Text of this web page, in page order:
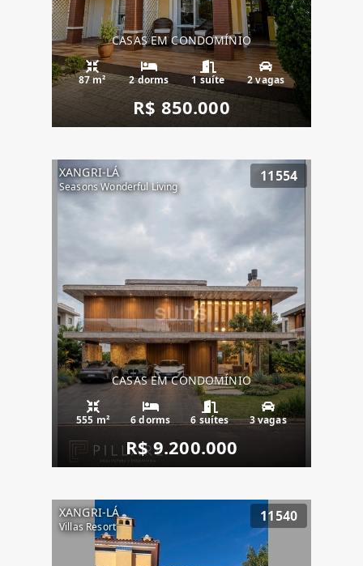
CASAS EM CONDOMÍNIO
87 m² 2 dorms 1 suíte 2 vagas
R$ 850.000
XANGRI-LÁ
Seasons Wonderful Living
11554
CASAS EM CONDOMÍNIO
555 m² 6 dorms 6 suítes 3 vagas
R$ 9.200.000
XANGRI-LÁ
Villas Resort
11540